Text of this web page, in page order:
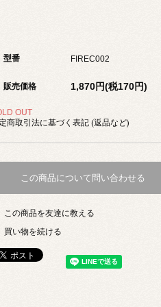
型番 FIREC002
販売価格 1,870円(税170円)
OUT
商取引法に基づく表記 (返品など)
この商品について問い合わせる
この商品を友達に教える
買い物を続ける